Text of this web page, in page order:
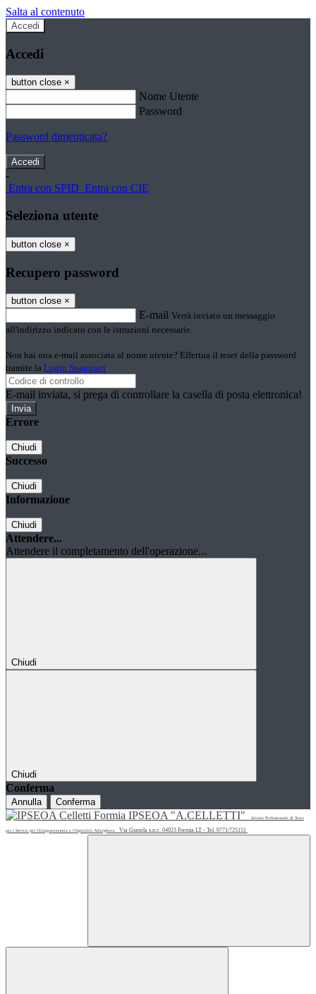
Salta al contenuto
Accedi
Accedi
button close ×
Nome Utente
Password
Password dimenticata?
-
Entra con SPID Entra con CIE
Seleziona utente
button close ×
Recupero password
button close ×
E-mail Verrà inviato un messaggio
all'indirizzo indicato con le istruzioni necessarie.
Non hai una e-mail associata al nome utente? Effettua il reset della password
tramite la Login Spaggiari
E-mail inviata, si prega di controllare la casella di posta elettronica!
Errore
Chiudi
Successo
Chiudi
Informazione
Chiudi
Attendere...
Attendere il completamento dell'operazione...
Chiudi
Chiudi
Conferma
Annulla Conferma
IPSEOA "A.CELLETTI" Istituto Professionale di Stato
per i Servizi per l'Enogastronomia e l'Ospitalità Alberghiera Via Gianola s.n.c. 04023 Formia LT - Tel. 0771/725151